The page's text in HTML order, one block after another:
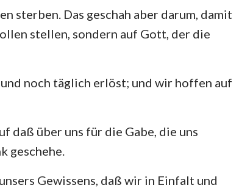
sterben. Das geschah aber darum, damit
stellen, sondern auf Gott, der die
noch täglich erlöst; und wir hoffen auf
daß über uns für die Gabe, die uns
geschehe.
Gewissens, daß wir in Einfalt und